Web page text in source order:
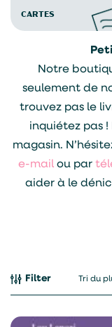
CARTES
Notre
seulement de
trouvez pas le
inquiétez pas !
magasin.
e-mail ou par
aider à le
Filter